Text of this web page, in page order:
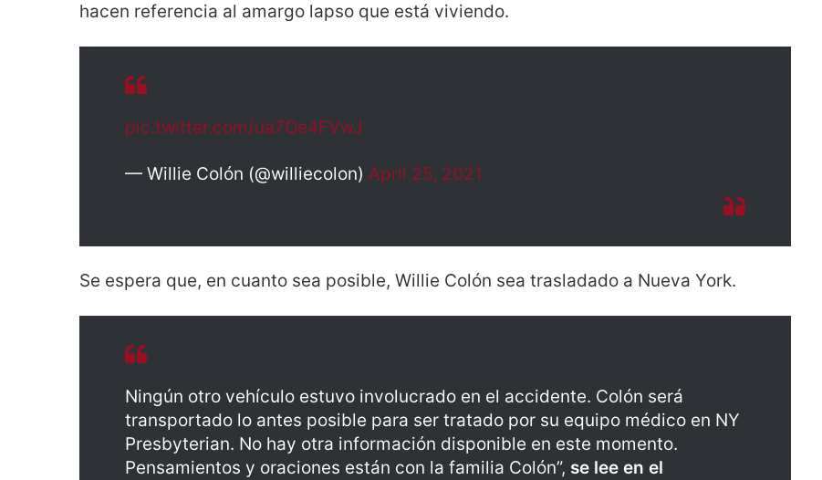
hacen referencia al amargo lapso que está viviendo.
pic.twitter.com/ua7Oe4FVwJ
— Willie Colón (@williecolon) April 25, 2021
Se espera que, en cuanto sea posible, Willie Colón sea trasladado a Nueva York.
Ningún otro vehículo estuvo involucrado en el accidente. Colón será
transportado lo antes posible para ser tratado por su equipo médico en NY
Presbyterian. No hay otra información disponible en este momento.
Pensamientos y oraciones están con la familia Colón”, se lee en el